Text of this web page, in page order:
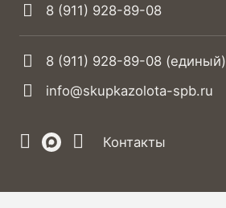
8 (911) 928-89-08
8 (911) 928-89-08 (единый)
info@skupkazolota-spb.ru
Контакты